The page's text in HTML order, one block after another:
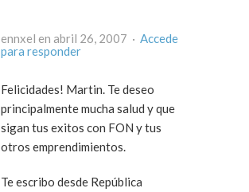
ennxel en abril 26, 2007 · Accede
para responder
Felicidades! Martin. Te deseo
principalmente mucha salud y que
sigan tus exitos con FON y tus
otros emprendimientos.
Te escribo desde República